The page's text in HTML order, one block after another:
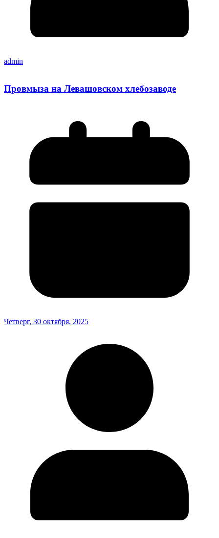
admin
Провмыза на Левашовском хлебозаводе
Четверг, 30 октября, 2025